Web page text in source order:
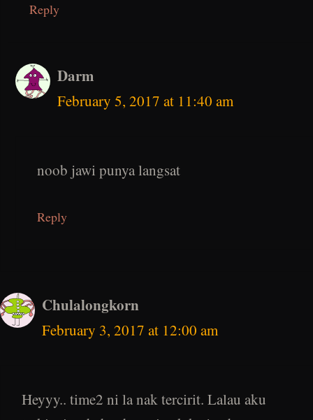
Reply
Darm
February 5, 2017 at 11:40 am
noob jawi punya langsat
Reply
Chulalongkorn
February 3, 2017 at 12:00 am
Heyyy.. time2 ni la nak tercirit. Lalau aku